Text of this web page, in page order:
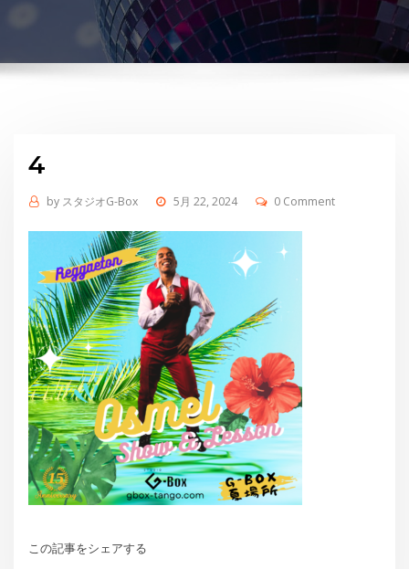
4
by スタジオG-Box 5月 22, 2024 0 Comment
この記事をシェアする